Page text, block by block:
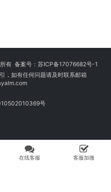
有 备案号： 苏ICP备17076682号-1
，如有任何问题请及时联系邮箱
号
在线客服 客服加微